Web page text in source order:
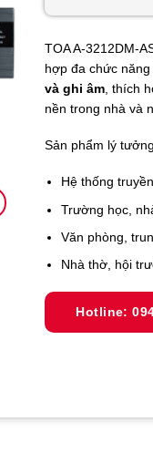
TOA A-3212DM-
hợp đa chức
và ghi âm , thích
nền trong nhà và
Sản phẩm lý
Hệ thống
Trường học,
Văn phòng,
Nhà thờ, hội
Hotline: